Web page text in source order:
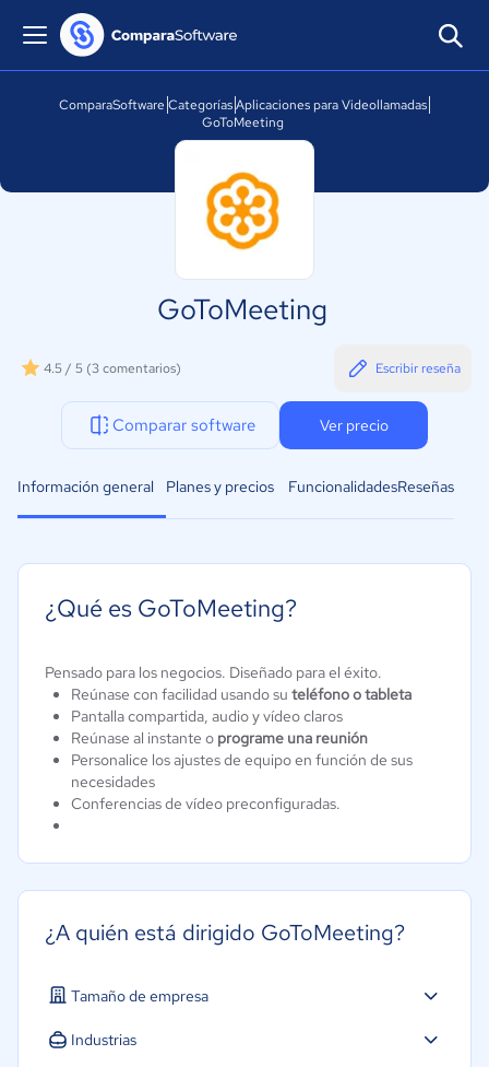
ComparaSoftware CategoríasAplicaciones para Videollamadas
GoToMeeting
GoToMeeting
4.5 / 5 (3 comentarios) Escribir reseña
Comparar software Ver precio
Información general Planes y precios FuncionalidadesReseñas
¿Qué es GoToMeeting?
Pensado para los negocios. Diseñado para el éxito.
Reúnase con facilidad usando su teléfono o tableta
Pantalla compartida, audio y vídeo claros
Reúnase al instante o programe una reunión
Personalice los ajustes de equipo en función de sus
necesidades
Conferencias de vídeo preconfiguradas.
¿A quién está dirigido GoToMeeting?
Tamaño de empresa
Industrias